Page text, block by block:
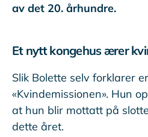
av det 20. århundre.
Et nytt kongehus ærer
Slik Bolette selv forklarer
«Kvindemissionen». Hun
at hun blir mottatt på
dette året.